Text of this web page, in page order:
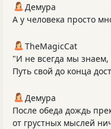
Демура
А у человека просто
TheMagicCat
"И не всегда мы
Путь свой до конца
Демура
После обеда дождь
от грустных мыслей